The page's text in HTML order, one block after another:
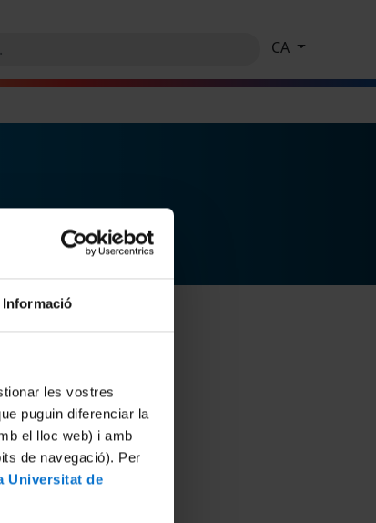
Informació
les vostres
puguin diferenciar la
el lloc web) i amb
de navegació). Per
Universitat de
CA